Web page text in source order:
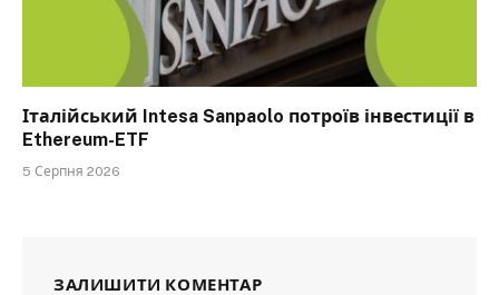
Італійський Intesa Sanpaolo потроїв інвестиції в
Ethereum-ETF
5 Серпня 2026
ЗАЛИШИТИ КОМЕНТАР